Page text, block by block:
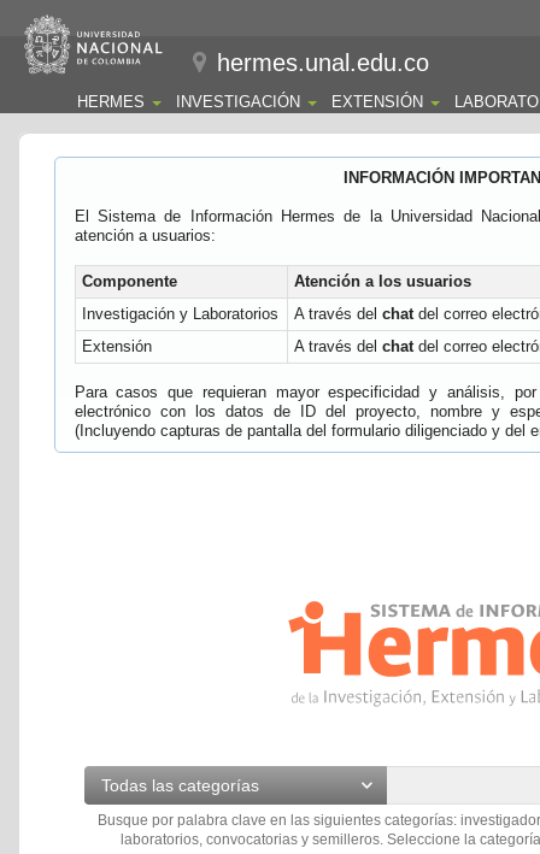
hermes.unal.edu.co
HERMES INVESTIGACIÓN EXTENSIÓN
INFORMACIÓN
El Sistema de Información Hermes de la Universidad
atención a usuarios:
Componente
Atención a los usuarios
Investigación y Laboratorios
A través del chatdel correo
Extensión
A través del chatdel correo
Para casos que requieran mayor especificidad y análisis,
electrónico con los datos de ID del proyecto, nombre y
(Incluyendo capturas de pantalla del formulario diligenciado y del
Todas las categorías
Busque por palabra clave en las siguientes categorías:
laboratorios, convocatorias y semilleros. Seleccione la